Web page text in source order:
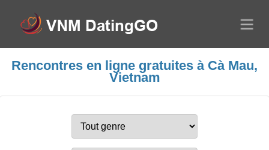
Rencontres en ligne gratuites à Cà Mau,
Vietnam